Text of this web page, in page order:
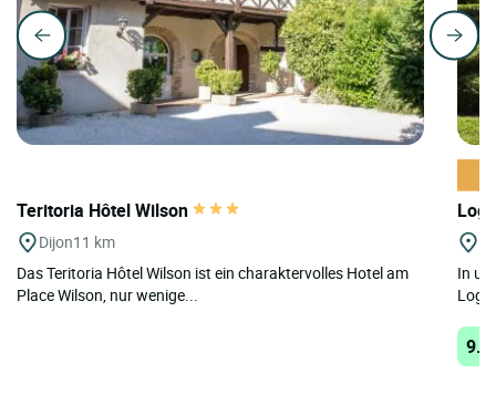
Teritoria Hôtel Wilson
Dijon11 km
Das Teritoria Hôtel Wilson ist ein charaktervolles Hotel am
Place Wilson, nur wenige...
In